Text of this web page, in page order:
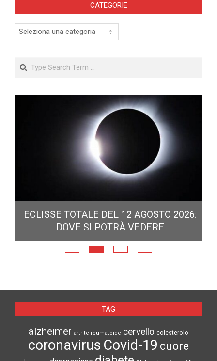
CATEGORIE
Categorie
Search
ECLISSE TOTALE DEL 12 AGOSTO 2026:
DOVE SI POTRÀ VEDERE
TAG
alzheimer artrite reumatoide cervello colesterolo
coronavirus Covid-19 cuore